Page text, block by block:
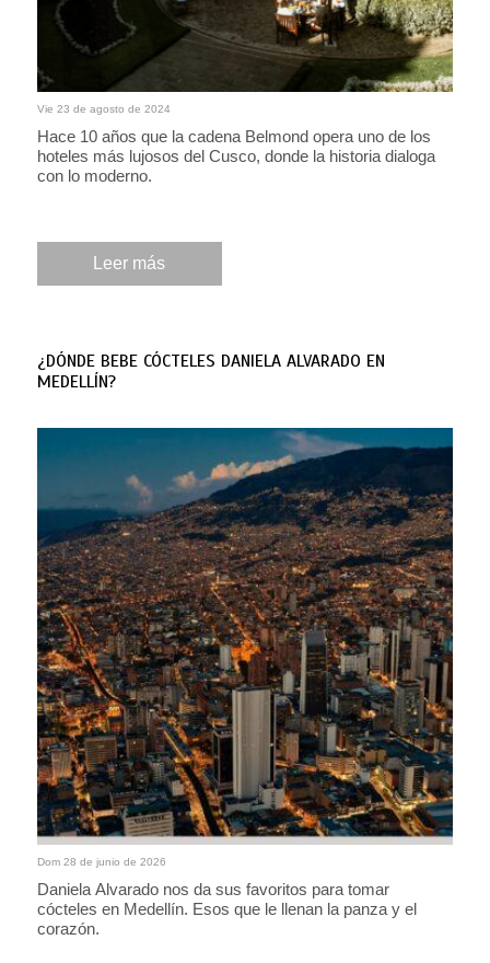
Vie 23 de agosto de 2024
Hace 10 años que la cadena Belmond opera uno de los
hoteles más lujosos del Cusco, donde la historia dialoga
con lo moderno.
Leer más
¿DÓNDE BEBE CÓCTELES DANIELA ALVARADO EN
MEDELLÍN?
Dom 28 de junio de 2026
Daniela Alvarado nos da sus favoritos para tomar
cócteles en Medellín. Esos que le llenan la panza y el
corazón.